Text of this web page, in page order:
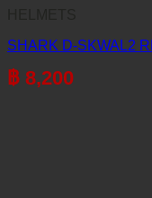
SHARK D-SKWAL2
฿ 8,200